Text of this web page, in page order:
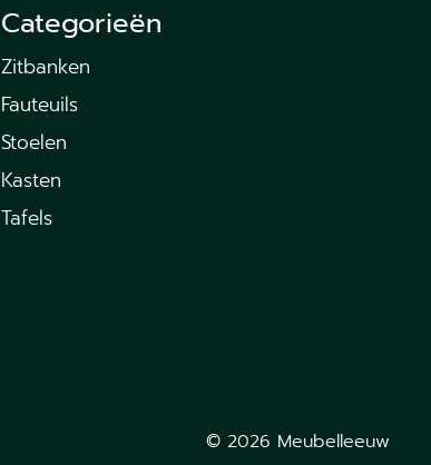
Categorieën
Zitbanken
Fauteuils
Stoelen
Kasten
Tafels
© 2026 Meubelleeuw